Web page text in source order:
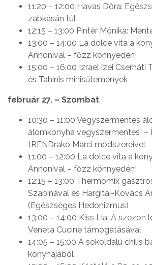
11:20 – 12:00 Havas Dóra:
zabkásán túl
12:15 – 13:00 Pintér Mónika:
13:00 – 14:00 La dolce vita a
Annonival – főzz könnyedén!
15:00 – 16:00 Izrael ízei Cserháti
és Tahinis minisütemények
február 27. – Szombat
10:30 – 11:00 Vegyszermentes
álomkonyha vegyszermentes! –
tRENDrakó Marci módszereivel
11:00 – 12:00 La dolce vita a
Annonival – főzz könnyedén!
12:15 – 13:00 Thermomix
Szabinával és Hargitai-Kovács
(Egészséges Hedonizmus)
13:00 – 14:00 Kiss Lia: A szezon
Veneta Cucine támogatásával
14:05 – 15:00 A sokoldalú chilis
konyhájából